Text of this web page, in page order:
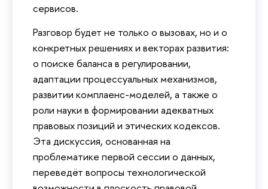
сервисов.
Разговор будет не только о вызовах, но и о
конкретных решениях и векторах развития:
о поиске баланса в регулировании,
адаптации процессуальных механизмов,
развитии комплаенс-моделей, а также о
роли науки в формировании адекватных
правовых позиций и этических кодексов.
Эта дискуссия, основанная на
проблематике первой сессии о данных,
переведёт вопросы технологической